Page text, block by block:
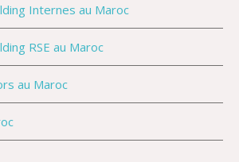
Internes au Maroc
RSE au Maroc
au Maroc